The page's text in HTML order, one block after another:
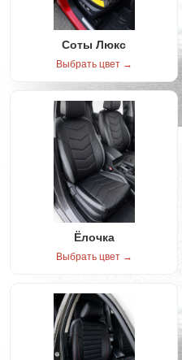
Соты Люкс
Выбрать цвет →
Ёлочка
Выбрать цвет →